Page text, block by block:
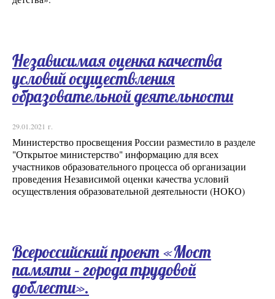
Независимая оценка качества
условий осуществления
образовательной деятельности
29.01.2021 г.
Министерство просвещения России разместило в разделе
"Открытое министерство" информацию для всех
участников образовательного процесса об организации
проведения Независимой оценки качества условий
осуществления образовательной деятельности (НОКО)
Всероссийский проект «Мост
памяти – города трудовой
доблести».